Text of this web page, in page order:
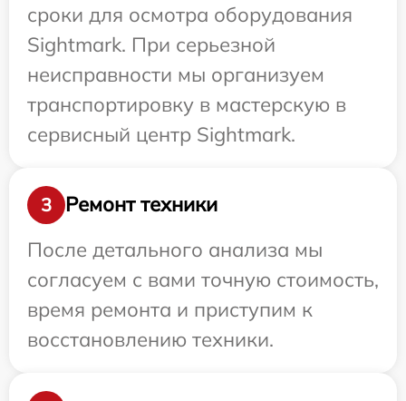
сроки для осмотра оборудования
Sightmark. При серьезной
неисправности мы организуем
транспортировку в мастерскую в
сервисный центр Sightmark.
3
Ремонт техники
После детального анализа мы
согласуем с вами точную стоимость,
время ремонта и приступим к
восстановлению техники.